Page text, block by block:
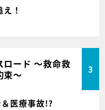
！
ロード ～救命救
束～
3
医療事故!?